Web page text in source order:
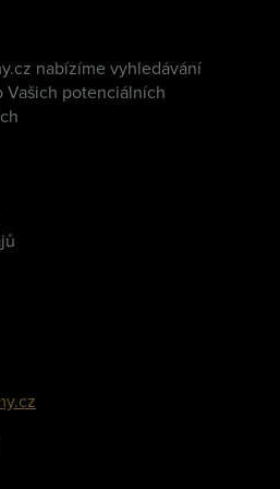
nabízíme vyhledávání
Vašich potenciálních